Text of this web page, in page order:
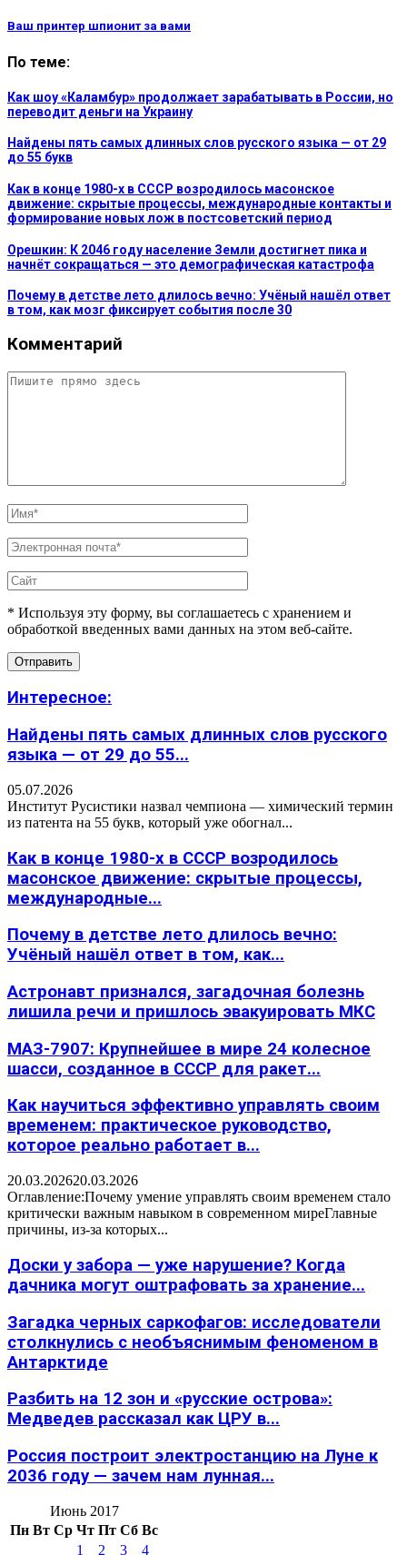
Ваш принтер шпионит за вами
По теме:
Как шоу «Каламбур» продолжает зарабатывать в России, но
переводит деньги на Украину
Найдены пять самых длинных слов русского языка — от 29
до 55 букв
Как в конце 1980-х в СССР возродилось масонское
движение: скрытые процессы, международные контакты и
формирование новых лож в постсоветский период
Орешкин: К 2046 году население Земли достигнет пика и
начнёт сокращаться — это демографическая катастрофа
Почему в детстве лето длилось вечно: Учёный нашёл ответ
в том, как мозг фиксирует события после 30
Комментарий
* Используя эту форму, вы соглашаетесь с хранением и
обработкой введенных вами данных на этом веб-сайте.
Интересное:
Найдены пять самых длинных слов русского
языка — от 29 до 55...
05.07.2026
Институт Русистики назвал чемпиона — химический термин
из патента на 55 букв, который уже обогнал...
Как в конце 1980-х в СССР возродилось
масонское движение: скрытые процессы,
международные...
Почему в детстве лето длилось вечно:
Учёный нашёл ответ в том, как...
Астронавт признался, загадочная болезнь
лишила речи и пришлось эвакуировать МКС
МАЗ-7907: Крупнейшее в мире 24 колесное
шасси, созданное в СССР для ракет...
Как научиться эффективно управлять своим
временем: практическое руководство,
которое реально работает в...
20.03.202620.03.2026
Оглавление:Почему умение управлять своим временем стало
критически важным навыком в современном миреГлавные
причины, из-за которых...
Доски у забора — уже нарушение? Когда
дачника могут оштрафовать за хранение...
Загадка черных саркофагов: исследователи
столкнулись с необъяснимым феноменом в
Антарктиде
Разбить на 12 зон и «русские острова»:
Медведев рассказал как ЦРУ в...
Россия построит электростанцию на Луне к
2036 году — зачем нам лунная...
Июнь 2017
Пн Вт Ср Чт Пт Сб Вс
1
2 3 4